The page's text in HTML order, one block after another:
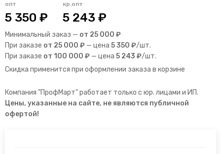
опт
5 350 ₽
кр.опт
5 243 ₽
Минимальный заказ — от 25 000 ₽
При заказе от 25 000 ₽ — цена 5 350 ₽/шт.
При заказе от 100 000 ₽ — цена 5 243 ₽/шт.
Скидка применится при оформлении заказа в корзине
Компания "ПрофМарт" работает только с юр. лицами и ИП.
Цены, указанные на сайте, не являются публичной
офертой!